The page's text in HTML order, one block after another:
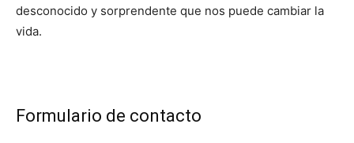
desconocido y sorprendente que nos puede cambiar la
vida.
Formulario de contacto